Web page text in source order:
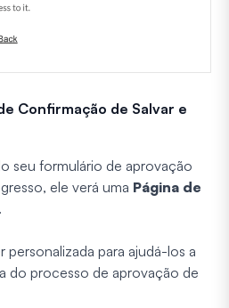
Confirmação de Salvar e
seu formulário de aprovação
ele verá uma Página de
personalizada para ajudá-los a
do processo de aprovação de